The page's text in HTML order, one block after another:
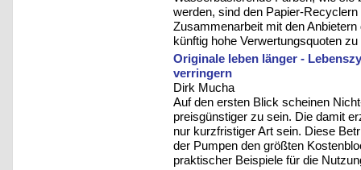
werden, sind den Papier-
Zusammenarbeit mit den
künftig hohe Verwertungsquoten
Originale leben länger -
verringern
Dirk Mucha
Auf den ersten Blick scheinen
preisgünstiger zu sein. Die damit
nur kurzfristiger Art sein. Diese
der Pumpen den größten
praktischer Beispiele für die